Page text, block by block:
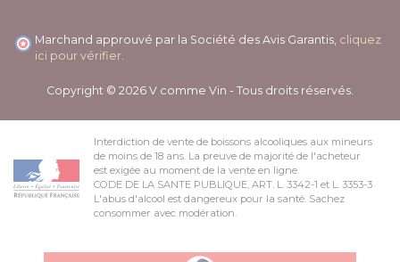
Marchand approuvé par la Société des Avis Garantis, cliquez
ici pour vérifier
Copyright © 2026 V comme Vin - Tous droits réservés.
Interdiction de vente de boissons alcooliques aux mineurs
de moins de 18 ans. La preuve de majorité de l'acheteur
est exigée au moment de la vente en ligne.
CODE DE LA SANTE PUBLIQUE, ART. L. 3342-1 et L. 3353-3
L'abus d'alcool est dangereux pour la santé. Sachez
consommer avec modération.